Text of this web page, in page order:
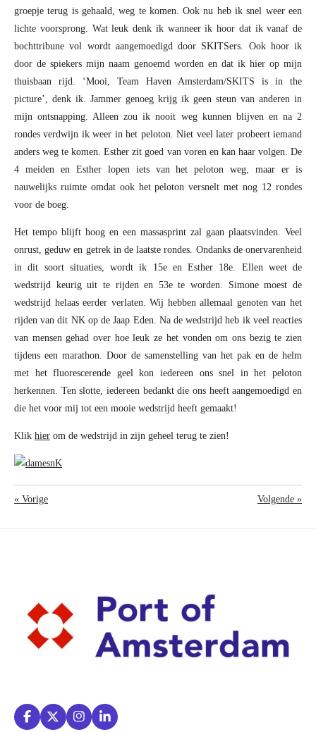
groepje terug is gehaald, weg te komen. Ook nu heb ik snel weer een
lichte voorsprong. Wat leuk denk ik wanneer ik hoor dat ik vanaf de
bochttribune vol wordt aangemoedigd door SKITSers. Ook hoor ik
door de spiekers mijn naam genoemd worden en dat ik hier op mijn
thuisbaan rijd. ‘Mooi, Team Haven Amsterdam/SKITS is in the
picture’, denk ik. Jammer genoeg krijg ik geen steun van anderen in
mijn ontsnapping. Alleen zou ik nooit weg kunnen blijven en na 2
rondes verdwijn ik weer in het peloton. Niet veel later probeert iemand
anders weg te komen. Esther zit goed van voren en kan haar volgen. De
4 meiden en Esther lopen iets van het peloton weg, maar er is
nauwelijks ruimte omdat ook het peloton versnelt met nog 12 rondes
voor de boeg.
Het tempo blijft hoog en een massasprint zal gaan plaatsvinden. Veel
onrust, geduw en getrek in de laatste rondes. Ondanks de onervarenheid
in dit soort situaties, wordt ik 15e en Esther 18e. Ellen weet de
wedstrijd keurig uit te rijden en 53e te worden. Simone moest de
wedstrijd helaas eerder verlaten. Wij hebben allemaal genoten van het
rijden van dit NK op de Jaap Eden. Na de wedstrijd heb ik veel reacties
van mensen gehad over hoe leuk ze het vonden om ons bezig te zien
tijdens een marathon. Door de samenstelling van het pak en de helm
met het fluorescerende geel kon iedereen ons snel in het peloton
herkennen. Ten slotte, iedereen bedankt die ons heeft aangemoedigd en
die het voor mij tot een mooie wedstrijd heeft gemaakt!
Klik hier om de wedstrijd in zijn geheel terug te zien!
« Vorige Volgende »
F
X
I
L